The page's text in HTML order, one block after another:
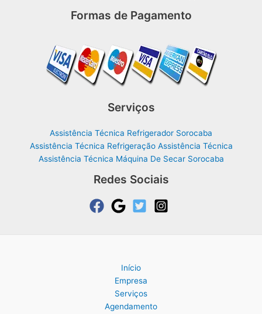
Formas de Pagamento
Serviços
Assistência Técnica Refrigerador Sorocaba
Assistência Técnica Refrigeração Assistência Técnica
Assistência Técnica Máquina De Secar Sorocaba
Redes Sociais
Início
Empresa
Serviços
Agendamento